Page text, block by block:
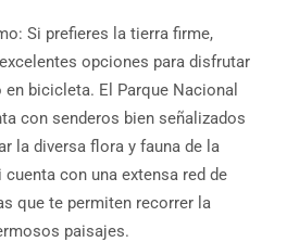
Si prefieres la tierra firme,
opciones para disfrutar
bicicleta. El Parque Nacional
con senderos bien señalizados
la diversa flora y fauna de la
con una extensa red de
que te permiten recorrer la
paisajes.